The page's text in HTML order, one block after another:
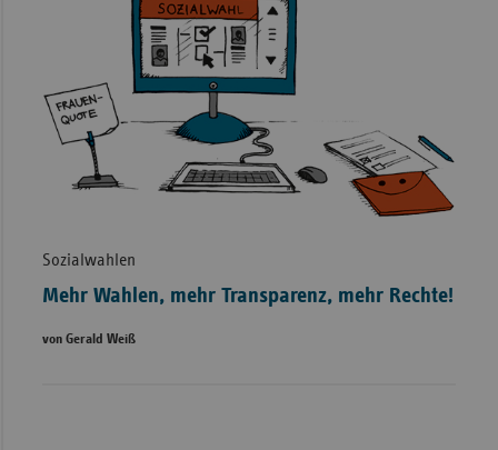
Sozialwahlen
Mehr Wahlen, mehr Transparenz, mehr Rechte!
von Gerald Weiß